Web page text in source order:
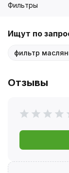
Фильтры
Ищут по
фильтр
Отзывы